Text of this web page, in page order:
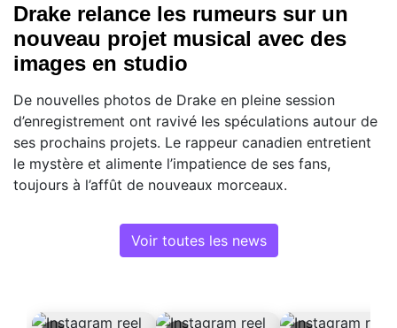
Drake relance les rumeurs sur un
nouveau projet musical avec des
images en studio
De nouvelles photos de Drake en pleine session
d’enregistrement ont ravivé les spéculations autour de
ses prochains projets. Le rappeur canadien entretient
le mystère et alimente l’impatience de ses fans,
toujours à l’affût de nouveaux morceaux.
Voir toutes les news